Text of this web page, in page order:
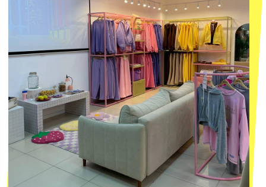
Size guide
Обмен и возврат
Наши проекты
Новости
Каталог
О КОМПАНИИ
Нажимая "Подписаться", вы соглашаетесь с Политикой обработки
Согласием на рассылку электронных
ПОДПИСАТЬСЯ
@MACROCOSM_STORE
MACROCOSM
300 000+ подписчиков
14'000+ подписчиков в нашем Telegram-канале